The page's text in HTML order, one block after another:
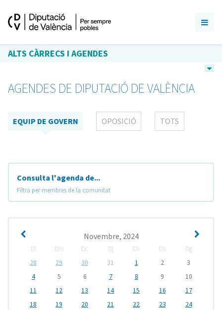
ALTS CÀRRECS I AGENDES
AGENDES DE DIPUTACIÓ DE VALÈNCIA
EQUIP DE GOVERN OPOSICIÓ TOTS
Consulta l'agenda de...
Filtra per membres de la comunitat
Novembre, 2024
Dl Dm Dc Dj Dv Ds
Dg
28
29 30 31 1 2
3
4
5 6 7 8 9
10
11
12 13 14 15 16
17
18
19 20 21 22 23
24